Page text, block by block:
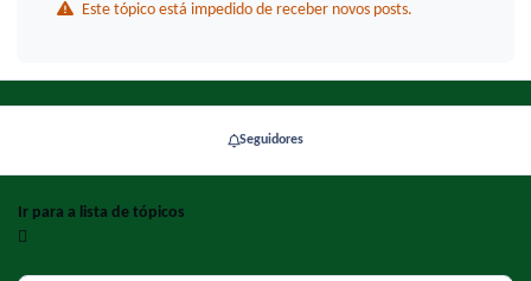
Este tópico está impedido de receber novos posts.
Seguidores
Ir para a lista de tópicos